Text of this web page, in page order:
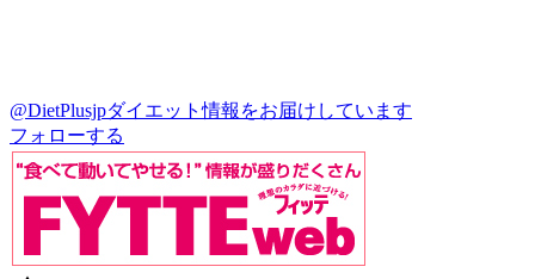
@DietPlusjpダイエット情報をお届けしています
フォローする